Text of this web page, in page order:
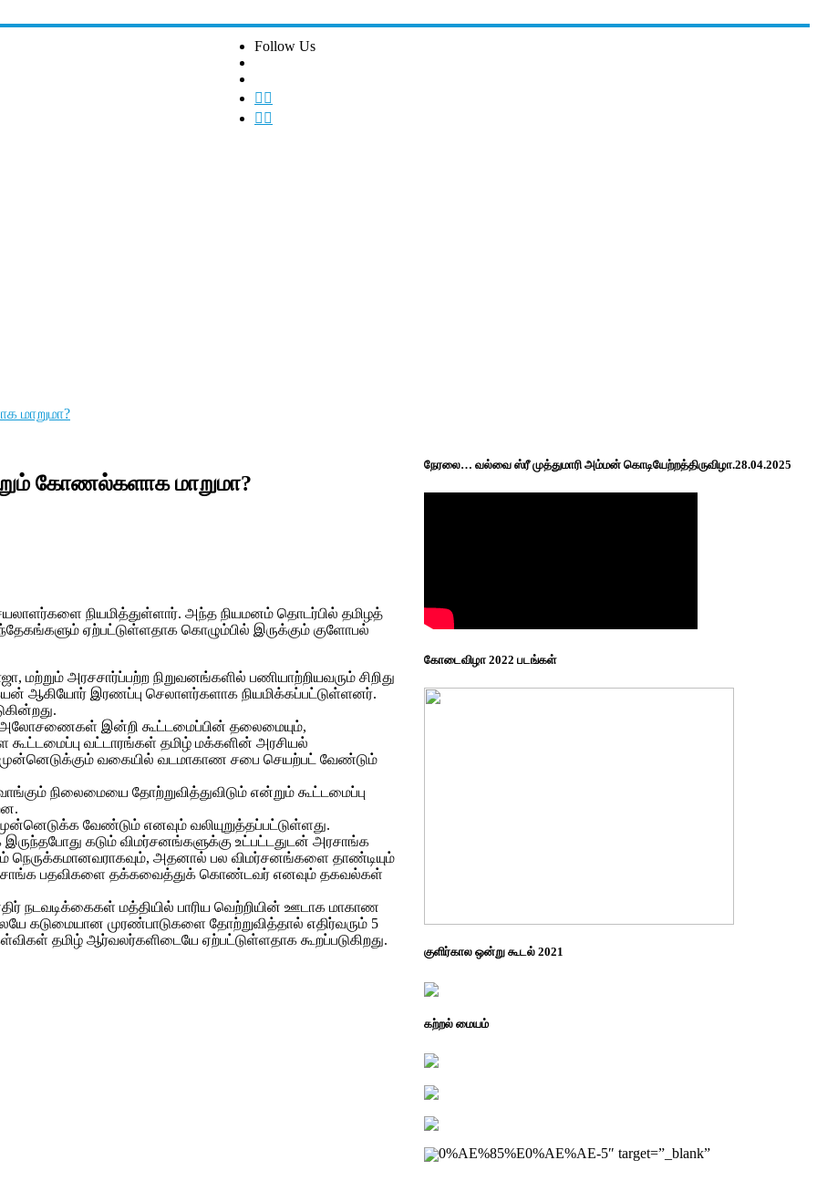
Follow Us
மாறுமா?
கோணல்களாக மாறுமா?
நியமித்துள்ளார். அந்த நியமனம் தொடர்பில் தமிழத்
ஏற்பட்டுள்ளதாக கொழும்பில் இருக்கும் குளோபல்
அரசசார்ப்பற்ற நிறுவனங்களில் பணியாற்றியவரும் சிறிது
ஆகியோர் இரணப்பு செலாளர்களாக நியமிக்கப்பட்டுள்ளனர்.
அலோசணைகள் இன்றி கூட்டமைப்பின் தலைமையும்,
கூட்டமைப்பு வட்டாரங்கள் தமிழ் மக்களின் அரசியல்
வகையில் வடமாகாண சபை செயற்பட் வேண்டும்
நிலைமையை தோற்றுவித்துவிடும் என்றும் கூட்டமைப்பு
வேண்டும் எனவும் வலியுறுத்தப்பட்டுள்ளது.
கடும் விமர்சனங்களுக்கு உட்பட்டதுடன் அரசாங்க
நெருக்கமானவராகவும், அதனால் பல விமர்சனங்களை தாண்டியும்
பதவிகளை தக்கவைத்துக் கொண்டவர் எனவும் தகவல்கள்
நடவடிக்கைகள் மத்தியில் பாரிய வெற்றியின் ஊடாக மாகாண
கடுமையான முரண்பாடுகளை தோற்றுவித்தால் எதிர்வரும் 5
தமிழ் ஆர்வலர்களிடையே ஏற்பட்டுள்ளதாக கூறப்படுகிறது.
நேரலை… வல்வை ஸ்ரீ முத்துமாரி அம்மன் கொடியேற்றத்திருவிழா.28.04.2025
கோடைவிழா 2022 படங்கள்
குளிர்கால ஒன்று கூடல் 2021
கற்றல் மையம்
0%AE%85%E0%AE%AE-5″ target=”_blank”